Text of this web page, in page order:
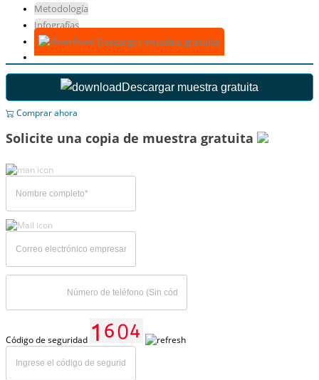
Metodología
Infografías
Descargar muestra gratuita
Descargar muestra gratuita
Comprar ahora
Solicite una copia de muestra gratuita
Código de seguridad